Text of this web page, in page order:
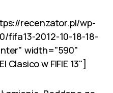
recenzator.pl/wp-
fifa13-2012-10-18-18-
width="590"
w FIFIE 13"]